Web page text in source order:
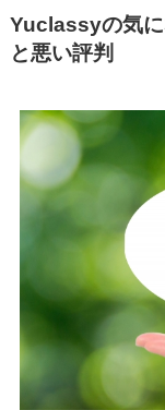
Yuclassyの気に
と悪い評判